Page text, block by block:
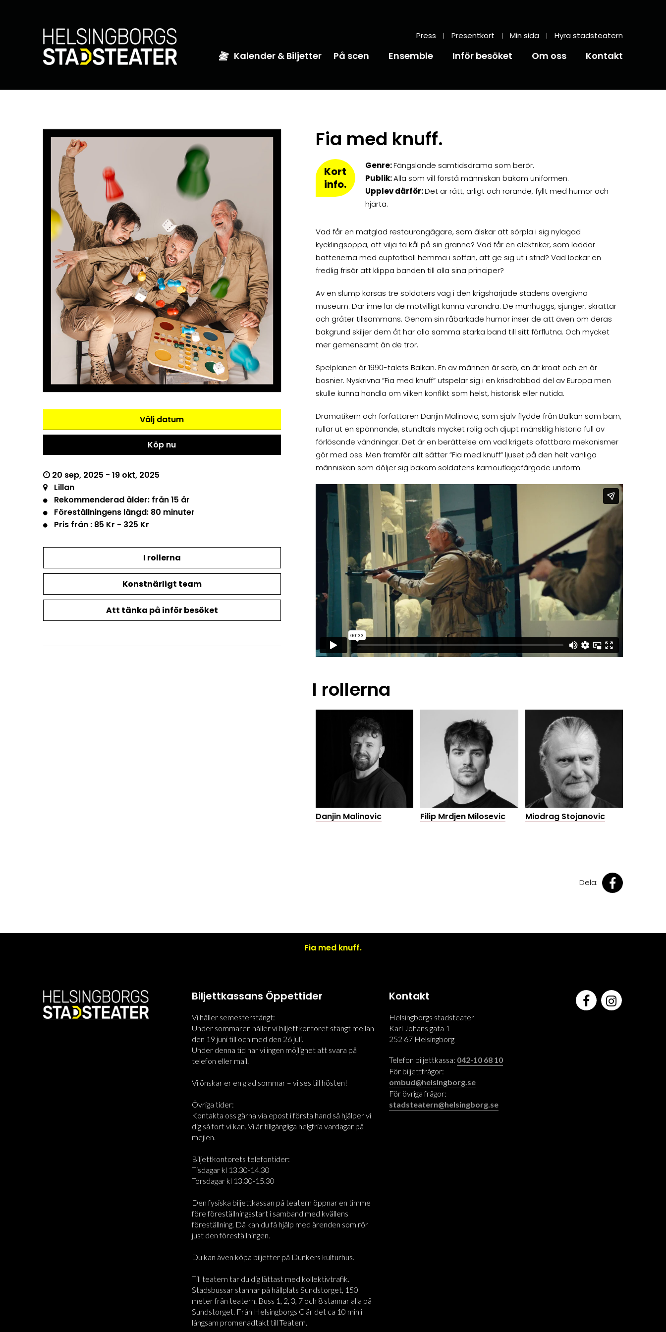
Press Presentkort Min sida Hyra stadsteatern
Kalender & Biljetter På scen Ensemble Inför besöket Om oss Kontakt
Välj datum
Köp nu
20 sep, 2025 - 19 okt, 2025
Lillan
Rekommenderad ålder: från 15 år
Föreställningens längd: 80 minuter
Pris från : 85 Kr - 325 Kr
I rollerna
Konstnärligt team
Att tänka på inför besöket
Fia med knuff.
Kort
info.
Genre:Fängslande samtidsdrama som berör.
Publik:Alla som vill förstå människan bakom uniformen.
Upplev därför:Det är rått, ärligt och rörande, fyllt med humor och
hjärta.
Vad får en matglad restaurangägare, som älskar att sörpla i sig nylagad
kycklingsoppa, att vilja ta kål på sin granne? Vad får en elektriker, som laddar
batterierna med cupfotboll hemma i soffan, att ge sig ut i strid? Vad lockar en
fredlig frisör att klippa banden till alla sina principer?
Av en slump korsas tre soldaters väg i den krigshärjade stadens övergivna
museum. Där inne lär de motvilligt känna varandra. De munhuggs, sjunger, skrattar
och gråter tillsammans. Genom sin råbarkade humor inser de att även om deras
bakgrund skiljer dem åt har alla samma starka band till sitt förflutna. Och mycket
mer gemensamt än de tror.
Spelplanen är 1990-talets Balkan. En av männen är serb, en är kroat och en är
bosnier. Nyskrivna ”Fia med knuff” utspelar sig i en krisdrabbad del av Europa men
skulle kunna handla om vilken konflikt som helst, historisk eller nutida.
Dramatikern och författaren Danjin Malinovic, som själv flydde från Balkan som barn,
rullar ut en spännande, stundtals mycket rolig och djupt mänsklig historia full av
förlösande vändningar. Det är en berättelse om vad krigets ofattbara mekanismer
gör med oss. Men framför allt sätter ”Fia med knuff” ljuset på den helt vanliga
människan som döljer sig bakom soldatens kamouflagefärgade uniform.
I rollerna
Danjin Malinovic Filip Mrdjen Milosevic Miodrag Stojanovic
Dela:
Fia med knuff.
Biljettkassans Öppettider
Vi håller semesterstängt:
Under sommaren håller vi biljettkontoret stängt mellan
den 19 juni till och med den 26 juli.
Under denna tid har vi ingen möjlighet att svara på
telefon eller mail.
Vi önskar er en glad sommar – vi ses till hösten!
Övriga tider:
Kontakta oss gärna via epost i första hand så hjälper vi
dig så fort vi kan. Vi är tillgängliga helgfria vardagar på
mejlen.
Biljettkontorets telefontider:
Tisdagar kl 13.30-14.30
Torsdagar kl 13.30-15.30
Den fysiska biljettkassan på teatern öppnar en timme
före föreställningsstart i samband med kvällens
föreställning. Då kan du få hjälp med ärenden som rör
just den föreställningen.
Du kan även köpa biljetter på Dunkers kulturhus.
Till teatern tar du dig lättast med kollektivtrafik.
Stadsbussar stannar på hållplats Sundstorget, 150
meter från teatern. Buss 1, 2, 3, 7 och 8 stannar alla på
Sundstorget. Från Helsingborgs C är det ca 10 min i
långsam promenadtakt till Teatern.
Kontakt
Helsingborgs stadsteater
Karl Johans gata 1
252 67 Helsingborg
Telefon biljettkassa: 042-10 68 10
För biljettfrågor:
ombud@helsingborg.se
För övriga frågor:
stadsteatern@helsingborg.se